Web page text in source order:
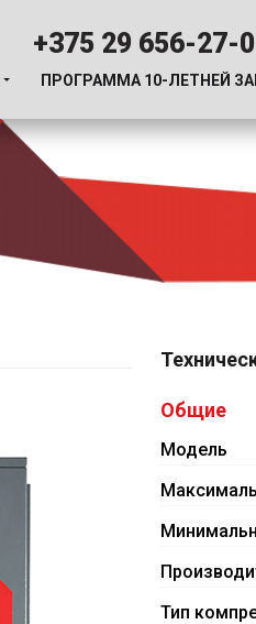
+375 29 656-27-
ПРОГРАММА 10-ЛЕТНЕЙ
Общие
Модель
Тип